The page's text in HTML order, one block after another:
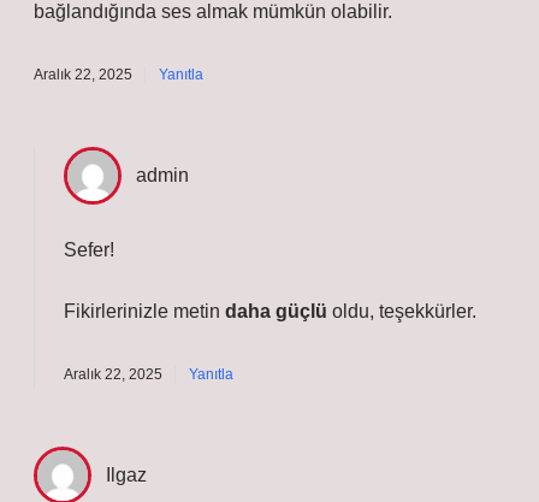
bağlandığında ses almak mümkün olabilir.
Aralık 22, 2025 Yanıtla
admin
Sefer!
Fikirlerinizle metin daha güçlü oldu, teşekkürler.
Aralık 22, 2025 Yanıtla
Ilgaz